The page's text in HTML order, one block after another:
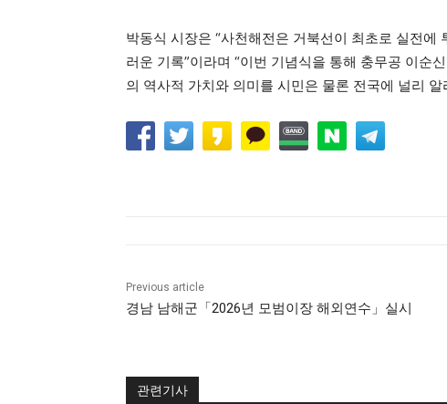
박동식 시장은 “사천해전은 거북선이 최초로 실전
러운 기록”이라며 “이번 기념식을 통해 충무공 이순
의 역사적 가치와 의미를 시민은 물론 전국에 널리
Previous article
경남 남해군「2026년 모범이장 해외연수」실시
관련기사